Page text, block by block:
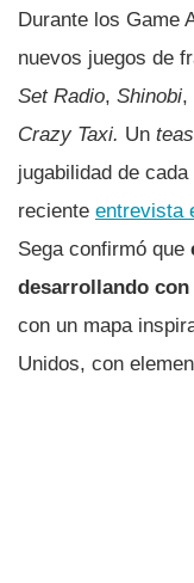
Durante los Game
nuevos juegos de
Set Radio, Shinobi,
Crazy Taxi. Un
jugabilidad de
reciente entrevista
Sega confirmó que
desarrollando
con un mapa
Unidos, con